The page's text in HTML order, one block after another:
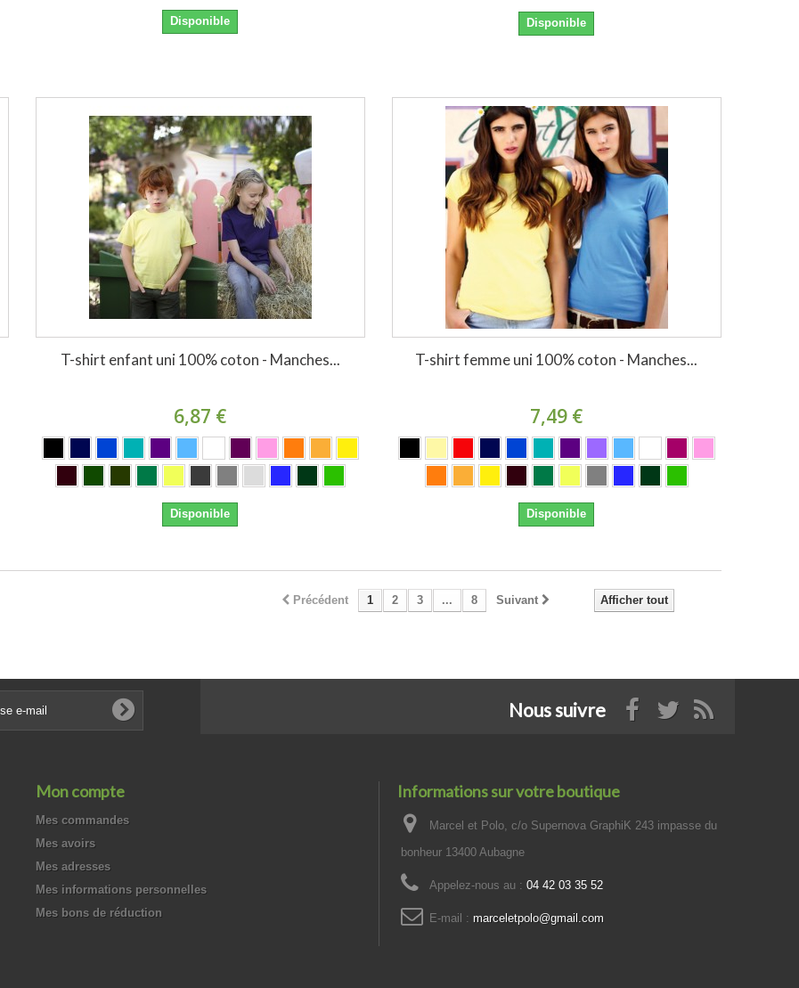
Disponible Disponible
T-shirt enfant uni 100% coton - Manches...
6,87 €
Disponible
T-shirt femme uni 100% coton - Manches...
7,49 €
Disponible
Afficher tout
Précédent 1 2 3 ... 8 Suivant
Nous suivre
Mon compte
Mes commandes
Mes avoirs
Mes adresses
Mes informations personnelles
Mes bons de réduction
Informations sur votre boutique
Marcel et Polo, c/o Supernova GraphiK 243 impasse du
bonheur 13400 Aubagne
Appelez-nous au : 04 42 03 35 52
E-mail : marceletpolo@gmail.com